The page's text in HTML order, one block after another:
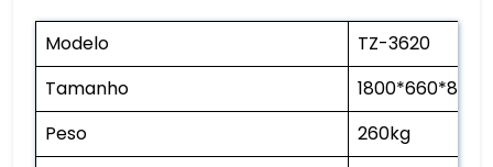
Modelo
TZ-3620
Tamanho
Peso
260kg